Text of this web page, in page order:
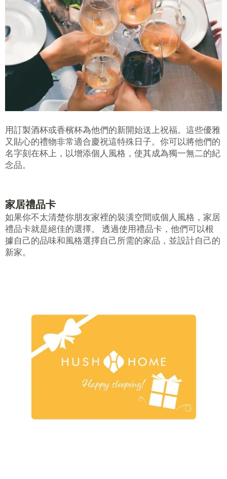
用訂製酒杯或香檳杯為他們的新開始送上祝福。這些優雅
又貼心的禮物非常適合慶祝這特殊日子。你可以將他們的
名字刻在杯上，以增添個人風格，使其成為獨一無二的紀
念品。
家居禮品卡
如果你不太清楚你朋友家裡的裝潢空間或個人風格，家居
禮品卡就是絕佳的選擇。 透過使用禮品卡，他們可以根
據自己的品味和風格選擇自己所需的家品，並設計自己的
新家。